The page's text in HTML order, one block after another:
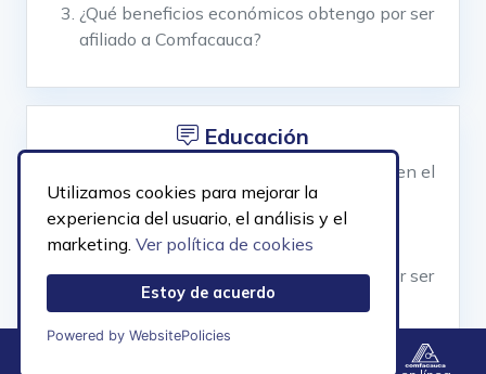
Utilizamos cookies para mejorar la
experiencia del usuario, el análisis y el
marketing. Ver política de cookies
Estoy de acuerdo
Powered by WebsitePolicies
¿Qué beneficios económicos obtengo por ser
afiliado a Comfacauca?
Educación
¿A partir de qué edad puedo inscribirme en el
colegio CEEC?
¿Es necesario asistir presencialmente al
colegio para realizar la inscripción?
¿Qué beneficios económicos obtengo por ser
afiliado a Comfacauca?